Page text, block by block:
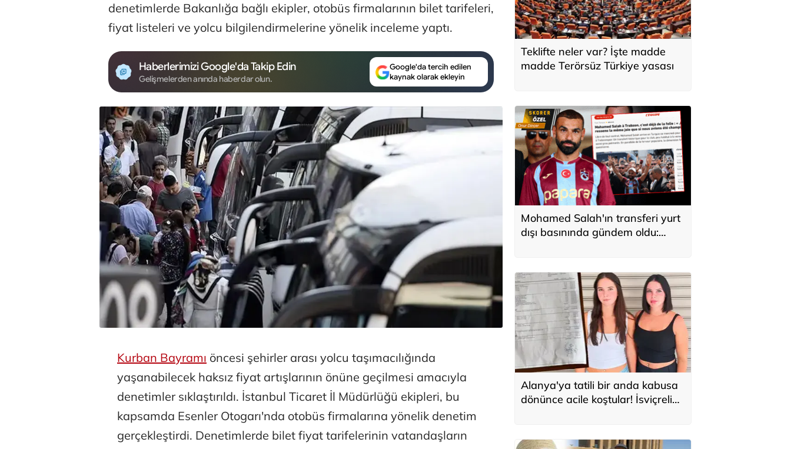
denetimlerde Bakanlığa bağlı ekipler, otobüs firmalarının bilet tarifeleri,
fiyat listeleri ve yolcu bilgilendirmelerine yönelik inceleme yaptı.
Haberlerimizi Google'da Takip Edin
Gelişmelerden anında haberdar olun.
Google'da tercih edilen
kaynak olarak ekleyin
Kurban Bayramı öncesi şehirler arası yolcu taşımacılığında
yaşanabilecek haksız fiyat artışlarının önüne geçilmesi amacıyla
denetimler sıklaştırıldı. İstanbul Ticaret İl Müdürlüğü ekipleri, bu
kapsamda Esenler Otogarı'nda otobüs firmalarına yönelik denetim
gerçekleştirdi. Denetimlerde bilet fiyat tarifelerinin vatandaşların
Teklifte neler var? İşte madde
madde Terörsüz Türkiye yasası
Mohamed Salah'ın transferi yurt
dışı basınında gündem oldu:
Alanya'ya tatili bir anda kabusa
dönünce acile koştular! İsviçreli